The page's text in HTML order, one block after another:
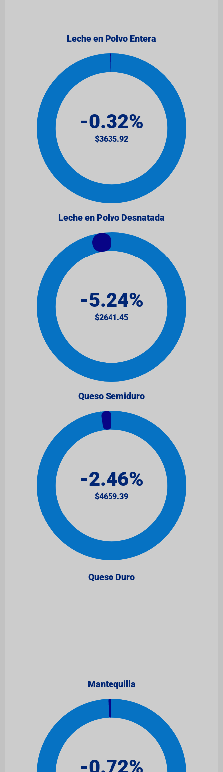
Leche en Polvo Entera
Leche en Polvo Desnatada
Queso Semiduro
Queso Duro
Mantequilla